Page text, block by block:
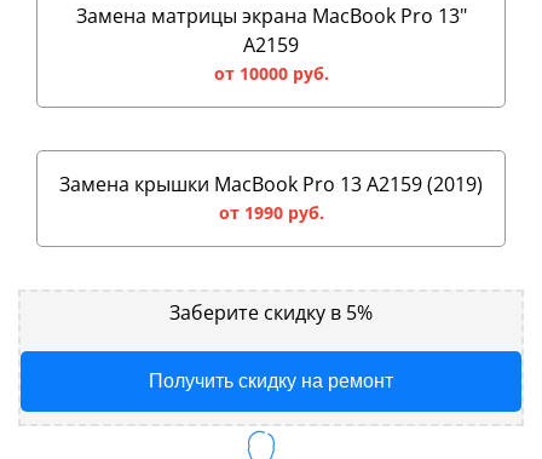
Замена матрицы экрана MacBook Pro 13"
A2159
от 10000 руб.
Замена крышки MacBook Pro 13 A2159 (2019)
от 1990 руб.
Заберите скидку в 5%
Получить скидку на ремонт